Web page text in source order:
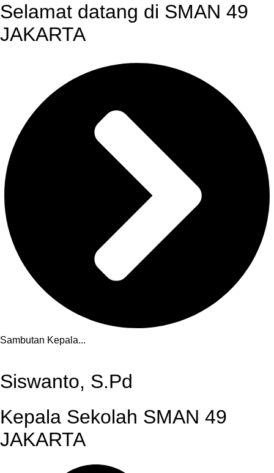
Selamat datang di SMAN 49
JAKARTA
Sambutan Kepala...
Siswanto, S.Pd
Kepala Sekolah SMAN 49
JAKARTA